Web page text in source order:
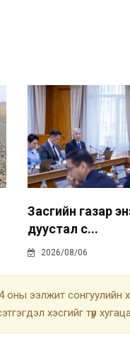
Засгийн газар
дуустал с...
2026/08/06
ээлжит сонгуулийн
хэсгийг түр